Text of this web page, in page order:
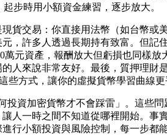
步時用小額資金練習，逐步放大。
貨交易：你直接用法幣（如台幣或
，許多人透過長期持有致富。但記
元資產，報酬放大但虧損也同樣放
人來說非常友好。最後，質押理財
方式，讓你的虛擬貨幣學習曲線更
資加密貨幣才不會踩雷」。這些問
人一時之間不知道從哪裡開始。事
行小額投資與風險控制，每一步都